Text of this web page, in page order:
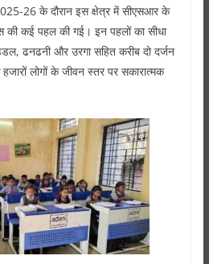
2025-26 के दौरान इस क्षेत्र में सीएसआर के
की कई पहल की गई। इन पहलों का सीधा
ढनढनी और उरगा सहित करीब दो दर्जन
लोगों के जीवन स्तर पर सकारात्मक